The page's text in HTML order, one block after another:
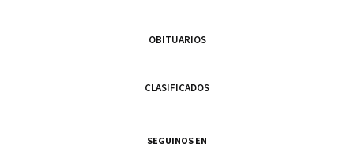
OBITUARIOS
CLASIFICADOS
SEGUINOS EN